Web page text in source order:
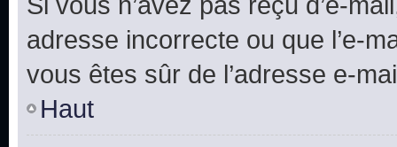
adresse incorrecte ou que l’e-
vous êtes sûr de l’adresse e-
Haut